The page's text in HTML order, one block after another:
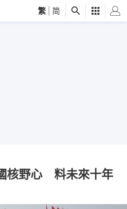
繁 简
核野心 料未來十年